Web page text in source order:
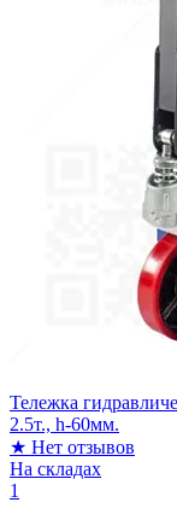
Тележка
2.5т., h-60мм.
★ Нет отзывов
На складах
1